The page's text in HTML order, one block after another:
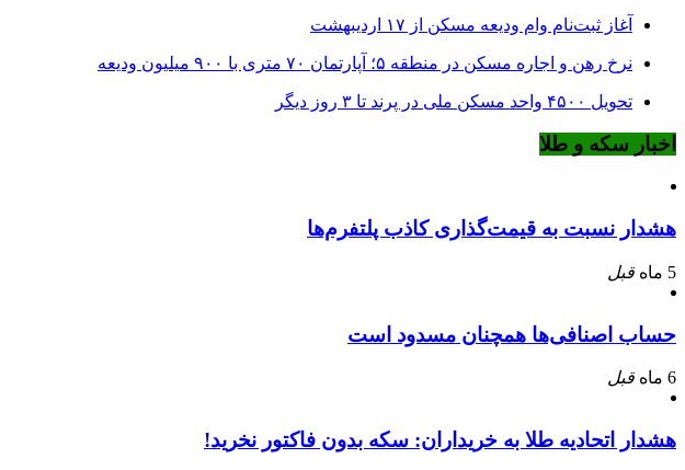
آغاز ثبت‌نام وام ودیعه مسکن از ۱۷ اردیبهشت
نرخ‌ رهن و اجاره مسکن در منطقه ۵؛ آپارتمان ۷۰ متری با ۹۰۰ میلیون ودیعه
تحویل ۴۵۰۰ واحد مسکن ملی در پرند تا ۳ روز دیگر
اخبار سکه و طلا
هشدار نسبت به قیمت‌گذاری کاذب پلتفرم‌ها
5 ماه قبل
حساب اصنافی‌ها همچنان مسدود است
6 ماه قبل
هشدار اتحادیه طلا به خریداران: سکه بدون فاکتور نخرید!